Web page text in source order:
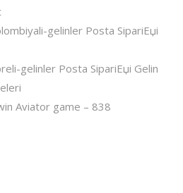
gelinler Posta SipariЕџi
gelinler Posta SipariЕџi Gelin
Aviator game – 838